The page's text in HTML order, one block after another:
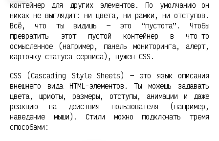
контейнер для других элементов. По умолчанию он
никак не выглядит: ни цвета, ни рамки, ни отступов.
Всё, что ты видишь — это “пустота”. Чтобы
превратить этот пустой контейнер в что-то
осмысленное (например, панель мониторинга, алерт,
карточку статуса сервиса), нужен CSS.
CSS (Cascading Style Sheets) — это язык описания
внешнего вида HTML-элементов. Ты можешь задавать
цвета, шрифты, размеры, отступы, анимации и даже
реакцию на действия пользователя (например,
наведение мыши). Стили можно подключать тремя
способами: